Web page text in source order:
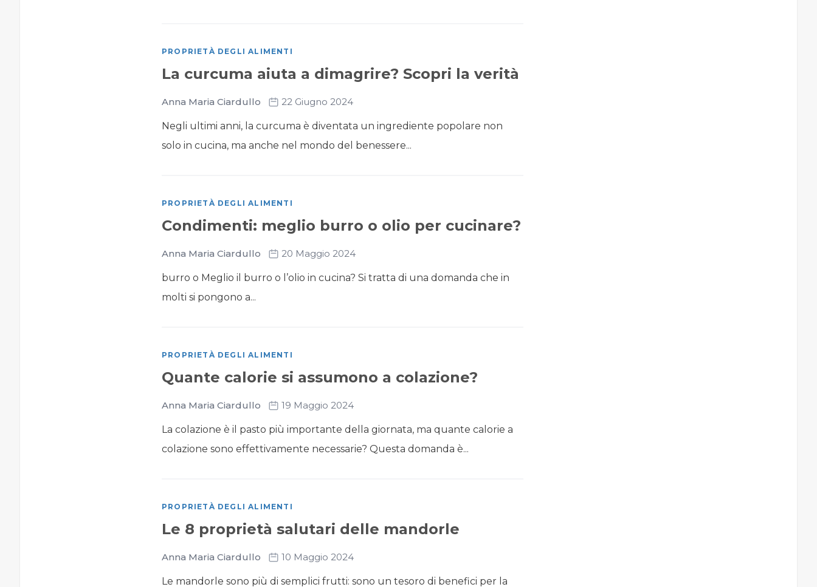
PROPRIETÀ DEGLI ALIMENTI
La curcuma aiuta a dimagrire? Scopri la verità
Anna Maria Ciardullo 22 Giugno 2024
Negli ultimi anni, la curcuma è diventata un ingrediente popolare non
solo in cucina, ma anche nel mondo del benessere...
PROPRIETÀ DEGLI ALIMENTI
Condimenti: meglio burro o olio per cucinare?
Anna Maria Ciardullo 20 Maggio 2024
burro o Meglio il burro o l’olio in cucina? Si tratta di una domanda che in
molti si pongono a...
PROPRIETÀ DEGLI ALIMENTI
Quante calorie si assumono a colazione?
Anna Maria Ciardullo 19 Maggio 2024
La colazione è il pasto più importante della giornata, ma quante calorie a
colazione sono effettivamente necessarie? Questa domanda è...
PROPRIETÀ DEGLI ALIMENTI
Le 8 proprietà salutari delle mandorle
Anna Maria Ciardullo 10 Maggio 2024
Le mandorle sono più di semplici frutti: sono un tesoro di benefici per la